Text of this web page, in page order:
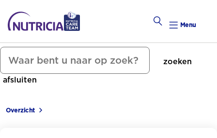
Zwanger Worden
Menu
zoeken
afsluiten
Overzicht